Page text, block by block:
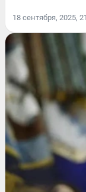
18 сентября, 2025,